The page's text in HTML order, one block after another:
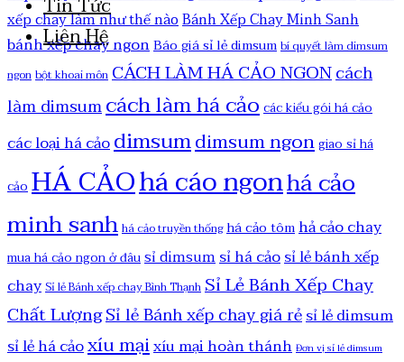
Tin Tức
Liên Hệ
xếp chay làm như thế nàoBánh Xếp Chay Minh Sanh
bánh xếp chay ngonBáo giá sỉ lẻ dimsumbí quyết làm dimsum
ngonbột khoai mônCÁCH LÀM HÁ CẢO NGONcách
làm dimsumcách làm há cảocác kiểu gói há cảo
các loại há cảodimsumdimsum ngongiao sỉ há
cảoHÁ CẢOhá cáo ngonhá cảo
minh sanhhá cảo truyền thốnghá cảo tômhả cảo chay
mua há cảo ngon ở đâusỉ dimsumsỉ há cảosỉ lẻ bánh xếp
chaySỉ lẻ Bánh xếp chay Bình ThạnhSỉ Lẻ Bánh Xếp Chay
Chất LượngSỉ lẻ Bánh xếp chay giá rẻsỉ lẻ dimsum
sỉ lẻ há cảoxíu mạixíu mại hoàn thánh Đơn vị sỉ lẻ dimsum